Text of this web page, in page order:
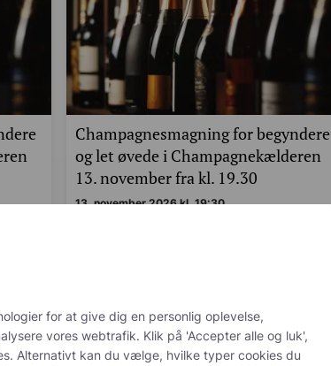
Champagnesmagning for begyndere
og let øvede i Champagnekælderen
13. november fra kl. 19.30
13. november 2026 kl. 19:30
for at give dig en personlig oplevelse, personlig
webtrafik. Klik på 'Accepter alle og luk', hvis du
kan du vælge, hvilke typer cookies du ønsker at